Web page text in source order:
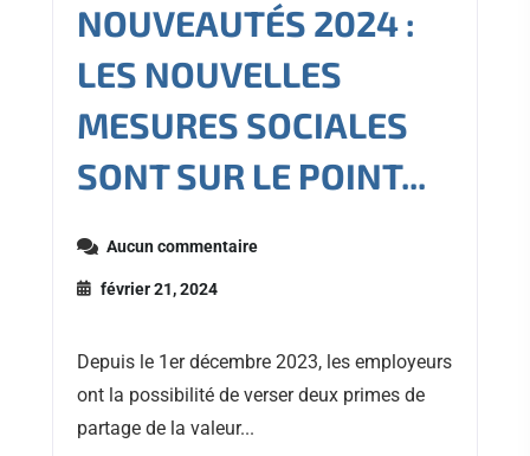
NOUVEAUTÉS 2024 :
LES NOUVELLES
MESURES SOCIALES
SONT SUR LE POINT...
Aucun commentaire
février 21, 2024
Depuis le 1er décembre 2023, les employeurs
ont la possibilité de verser deux primes de
partage de la valeur...